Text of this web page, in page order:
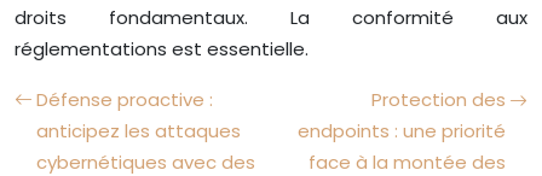
droits fondamentaux. La conformité aux
réglementations est essentielle.
Défense proactive :
anticipez les attaques
cybernétiques avec des
Protection des
endpoints : une priorité
face à la montée des